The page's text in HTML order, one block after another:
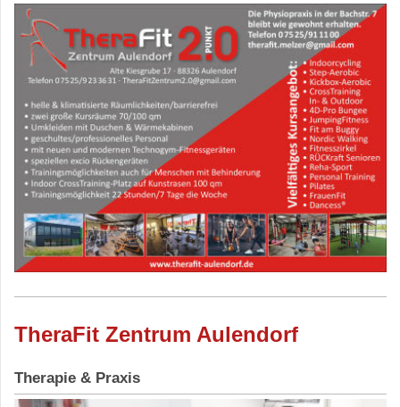
TheraFit Zentrum Aulendorf
Therapie & Praxis